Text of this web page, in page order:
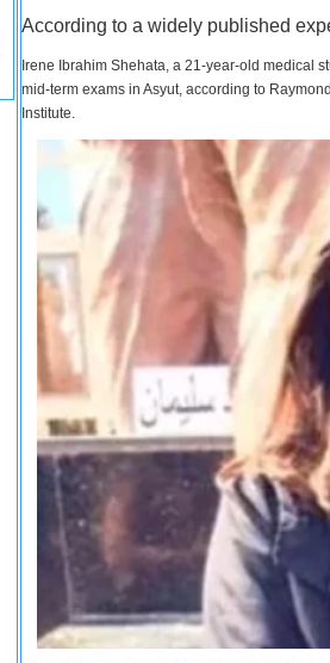
According to a widely published
Irene Ibrahim Shehata, a 21-year-old medical
mid-term exams in Asyut, according to
Institute.